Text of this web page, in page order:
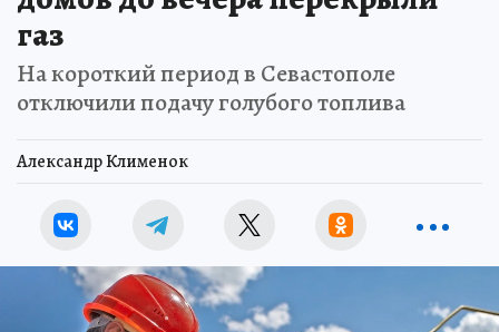
газ
На короткий период в Севастополе
отключили подачу голубого топлива
Александр Клименок